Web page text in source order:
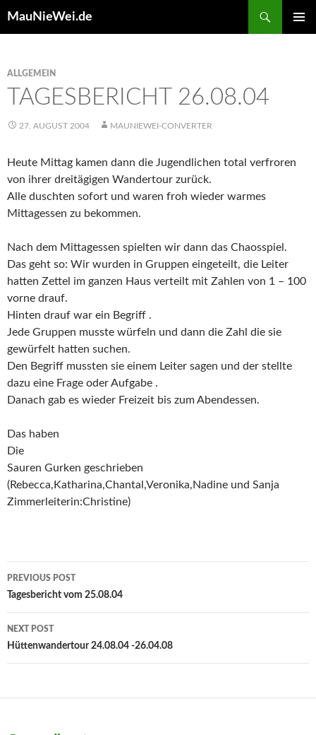
MauNieWei.de
ALLGEMEIN
TAGESBERICHT 26.08.04
27. AUGUST 2004 MAUNIEWEI-CONVERTER
Heute Mittag kamen dann die Jugendlichen total verfroren
von ihrer dreitägigen Wandertour zurück.
Alle duschten sofort und waren froh wieder warmes
Mittagessen zu bekommen.
Nach dem Mittagessen spielten wir dann das Chaosspiel.
Das geht so: Wir wurden in Gruppen eingeteilt, die Leiter
hatten Zettel im ganzen Haus verteilt mit Zahlen von 1 – 100
vorne drauf.
Hinten drauf war ein Begriff .
Jede Gruppen musste würfeln und dann die Zahl die sie
gewürfelt hatten suchen.
Den Begriff mussten sie einem Leiter sagen und der stellte
dazu eine Frage oder Aufgabe .
Danach gab es wieder Freizeit bis zum Abendessen.
Das haben
Die
Sauren Gurken geschrieben
(Rebecca,Katharina,Chantal,Veronika,Nadine und Sanja
Zimmerleiterin:Christine)
Post
navigation
PREVIOUS POST
Tagesbericht vom 25.08.04
NEXT POST
Hüttenwandertour 24.08.04 -26.04.08